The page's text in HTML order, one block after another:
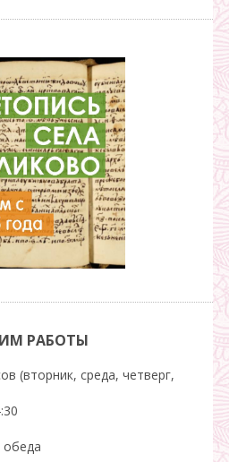
РАБОТЫ
(вторник, среда, четверг,
обеда